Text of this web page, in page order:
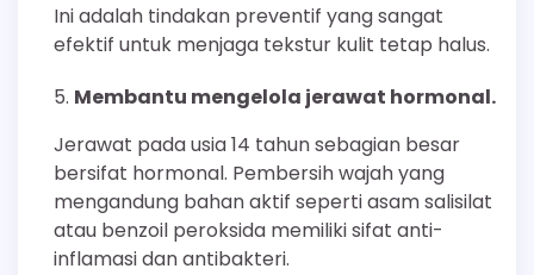
Ini adalah tindakan preventif yang sangat
efektif untuk menjaga tekstur kulit tetap halus.
Membantu mengelola jerawat hormonal.
Jerawat pada usia 14 tahun sebagian besar
bersifat hormonal. Pembersih wajah yang
mengandung bahan aktif seperti asam salisilat
atau benzoil peroksida memiliki sifat anti-
inflamasi dan antibakteri.